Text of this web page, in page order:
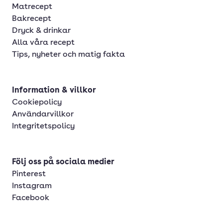
Matrecept
Bakrecept
Dryck & drinkar
Alla våra recept
Tips, nyheter och matig fakta
Information & villkor
Cookiepolicy
Användarvillkor
Integritetspolicy
Följ oss på sociala medier
Pinterest
Instagram
Facebook